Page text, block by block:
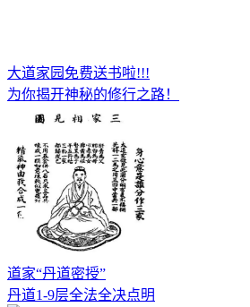
大道家园免费送书啦!!!
为你揭开神秘的修行之路！
道家“丹道密授”
丹道1-9层全法全决点明